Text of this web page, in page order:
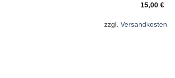
15,00€
zzgl. Versandkosten